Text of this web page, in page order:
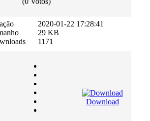
2020-01-22 17:28:41
29 KB
1171
Download